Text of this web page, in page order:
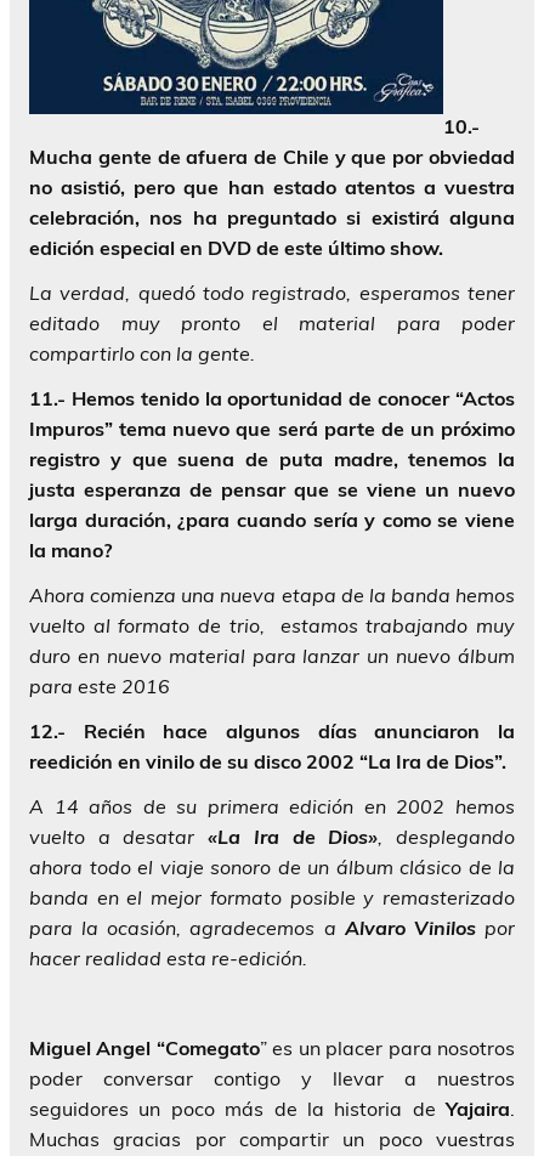
10.-
Mucha gente de afuera de Chile y que por obviedad
no asistió, pero que han estado atentos a vuestra
celebración, nos ha preguntado si existirá alguna
edición especial en DVD de este último show.
La verdad, quedó todo registrado, esperamos tener
editado muy pronto el material para poder
compartirlo con la gente.
11.- Hemos tenido la oportunidad de conocer “Actos
Impuros” tema nuevo que será parte de un próximo
registro y que suena de puta madre, tenemos la
justa esperanza de pensar que se viene un nuevo
larga duración, ¿para cuando sería y como se viene
la mano?
Ahora comienza una nueva etapa de la banda hemos
vuelto al formato de trio, estamos trabajando muy
duro en nuevo material para lanzar un nuevo álbum
para este 2016
12.- Recién hace algunos días anunciaron la
reedición en vinilo de su disco 2002 “La Ira de Dios”.
A 14 años de su primera edición en 2002 hemos
vuelto a desatar«La Ira de Dios», desplegando
ahora todo el viaje sonoro de un álbum clásico de la
banda en el mejor formato posible y remasterizado
para la ocasión, agradecemos a Alvaro Vinilospor
hacer realidad esta re-edición.
Miguel Angel “Comegato” es un placer para nosotros
poder conversar contigo y llevar a nuestros
seguidores un poco más de la historia deYajaira.
Muchas gracias por compartir un poco vuestras